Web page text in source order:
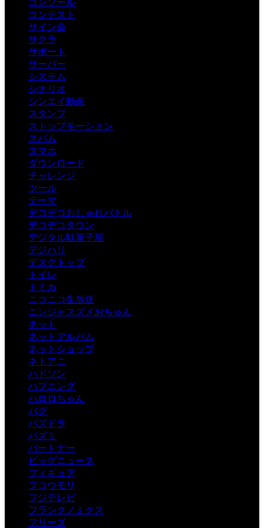
コンテスト
サイン会
サクラ
サポート
サーバー
システム
シナリオ
シンエイ動画
スタンプ
ストップモーション
スパム
スマホ
ダウンロード
チャレンジ
ツール
テーマ
デコデコおしゃれバトル
デコデコタウン
デジタル駄菓子屋
デジハリ
デスクトップ
トイレ
トミカ
ニコニコ生放送
ニンジャスズメおちゅん
ネット
ネットアルバム
ネットショップ
ネトアニ
ハドソン
ハプニング
ハロロちゃん
バグ
パズドラ
パズミ
パートナー
ビッグニュース
フィギュア
フコウモリ
フジテレビ
フランクノミクス
フリーズ